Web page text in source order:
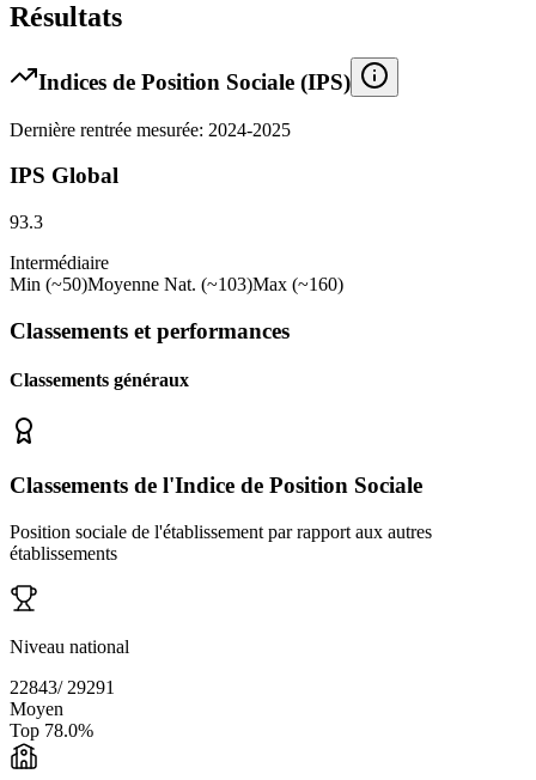
Résultats
Indices de Position Sociale (IPS)
Dernière rentrée mesurée: 2024-2025
IPS Global
93.3
Intermédiaire
Min (~50)Moyenne Nat. (~103)Max (~160)
Classements et performances
Classements généraux
Classements de l'Indice de Position Sociale
Position sociale de l'établissement par rapport aux autres
établissements
Niveau national
22843/ 29291
Moyen
Top 78.0%